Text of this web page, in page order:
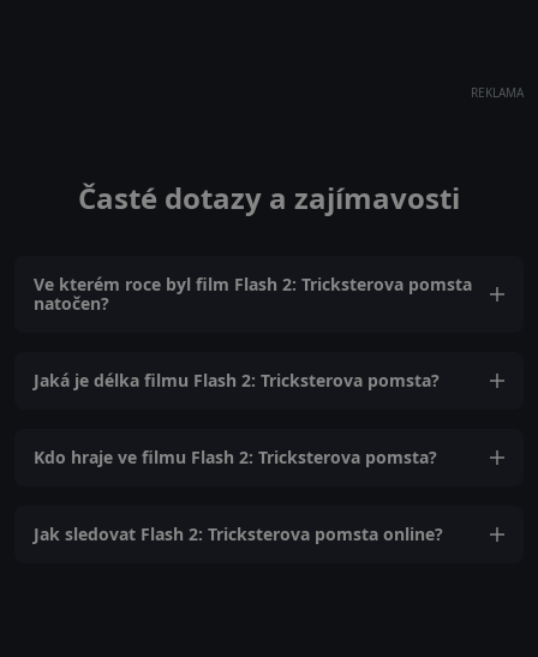
REKLAMA
Časté dotazy a zajímavosti
Ve kterém roce byl film Flash 2: Tricksterova pomsta
natočen?
Jaká je délka filmu Flash 2: Tricksterova pomsta?
Kdo hraje ve filmu Flash 2: Tricksterova pomsta?
Jak sledovat Flash 2: Tricksterova pomsta online?